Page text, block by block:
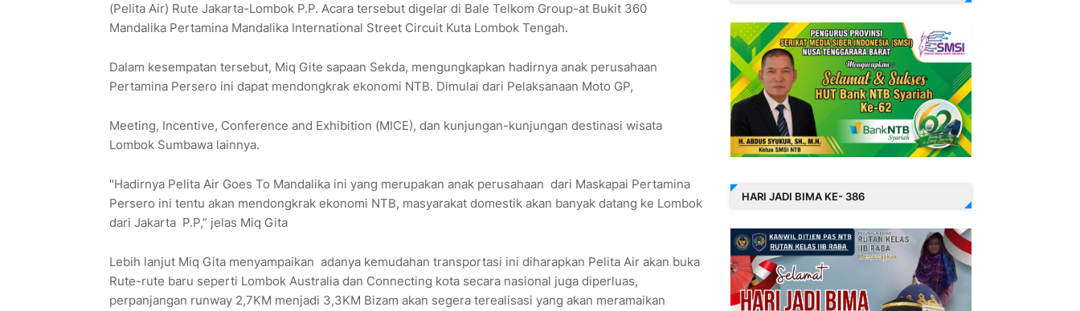
(Pelita Air) Rute Jakarta-Lombok P.P. Acara tersebut digelar di Bale Telkom Group-at Bukit 360
Mandalika Pertamina Mandalika International Street Circuit Kuta Lombok Tengah.
Dalam kesempatan tersebut, Miq Gite sapaan Sekda, mengungkapkan hadirnya anak perusahaan
Pertamina Persero ini dapat mendongkrak ekonomi NTB. Dimulai dari Pelaksanaan Moto GP,
Meeting, Incentive, Conference and Exhibition (MICE), dan kunjungan-kunjungan destinasi wisata
Lombok Sumbawa lainnya.
"Hadirnya Pelita Air Goes To Mandalika ini yang merupakan anak perusahaan dari Maskapai Pertamina
Persero ini tentu akan mendongkrak ekonomi NTB, masyarakat domestik akan banyak datang ke Lombok
dari Jakarta P.P,” jelas Miq Gita
Lebih lanjut Miq Gita menyampaikan adanya kemudahan transportasi ini diharapkan Pelita Air akan buka
Rute-rute baru seperti Lombok Australia dan Connecting kota secara nasional juga diperluas,
perpanjangan runway 2,7KM menjadi 3,3KM Bizam akan segera terealisasi yang akan meramaikan
HARI JADI BIMA KE- 386